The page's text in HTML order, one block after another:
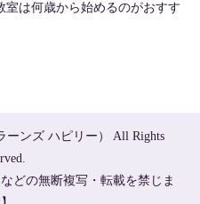
室は何歳から始めるのがおすす
ーンズ ハピリー） All Rights
どの無断複写・転載を禁じま